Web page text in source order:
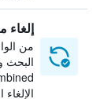
إلغاء
من
البحث